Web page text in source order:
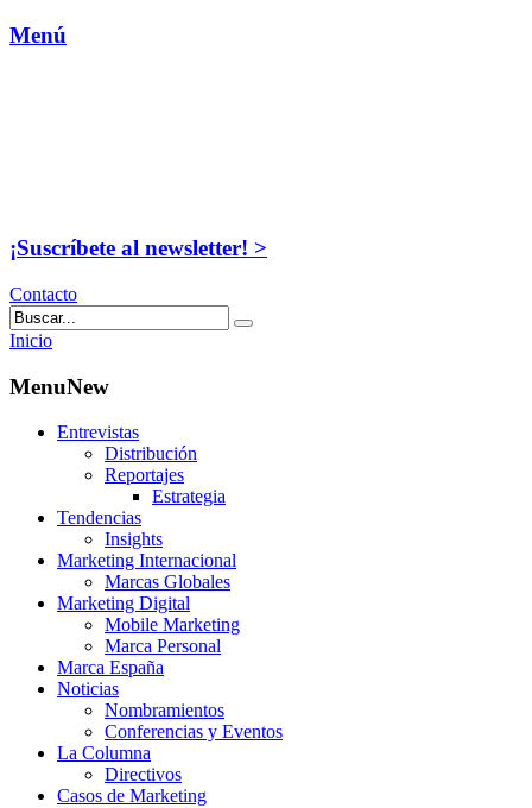
Menú
¡Suscríbete al newsletter! >
Contacto
Inicio
MenuNew
Entrevistas
Distribución
Reportajes
Estrategia
Tendencias
Insights
Marketing Internacional
Marcas Globales
Marketing Digital
Mobile Marketing
Marca Personal
Marca España
Noticias
Nombramientos
Conferencias y Eventos
La Columna
Directivos
Casos de Marketing